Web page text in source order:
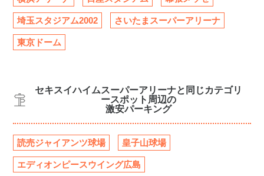
埼玉スタジアム2002 さいたまスーパーアリーナ
東京ドーム
セキスイハイムスーパーアリーナと同じカテゴリ
ースポット周辺の
激安パーキング
読売ジャイアンツ球場 皇子山球場
エディオンピースウイング広島